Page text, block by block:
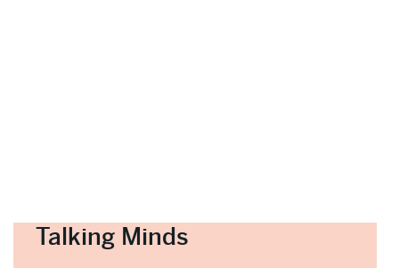
Talking Minds